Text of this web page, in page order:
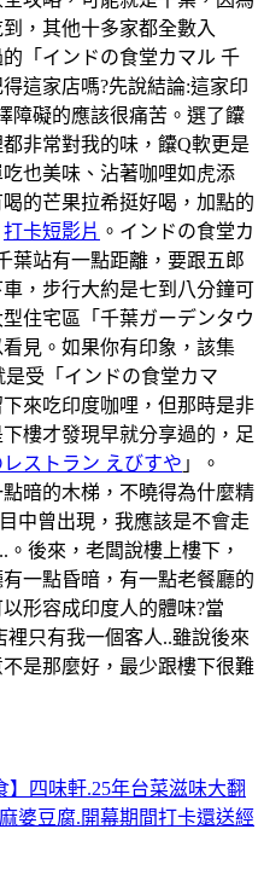
，其他十多家都全數入
「インドの食堂カマル 千
這家店嗎?先說結論:這家印
障礙的應該很痛苦。選了饢
非常對我的味，饢Q軟更是
也美味、沾著咖哩如虎添
的芒果拉希挺好喝，加點的
打卡短影片 。インドの食堂カ
葉站有一點距離，要跟五郎
，步行大約是七到八分鐘可
住宅區「千葉ガーデンタウ
見。如果你有印象，該集
受「インドの食堂カマ
來吃印度咖哩，但那時是非
樓才發現早就分享過的，足
レストラン えびすや 」。
暗的木梯，不曉得為什麼精
中曾出現，我應該是不會走
後來，老闆說樓上樓下，
一點昏暗，有一點老餐廳的
形容成印度人的體味?當
裡只有我一個客人..雖說後來
是那麼好，最少跟樓下很難
】四味軒.25年台菜滋味大翻
婆豆腐.開幕期間打卡還送經